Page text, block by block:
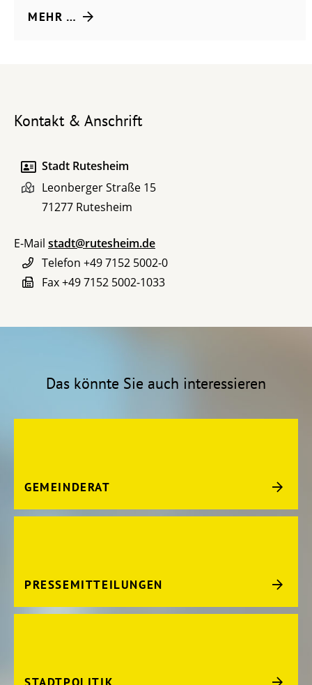
MEHR …
Kontakt & Anschrift
Stadt Rutesheim
Leonberger Straße 15
71277 Rutesheim
E-Mail stadt@rutesheim.de
Telefon +49 7152 5002-0
Fax+49 7152 5002-1033
Das könnte Sie auch interessieren
GEMEINDERAT
PRESSEMITTEILUNGEN